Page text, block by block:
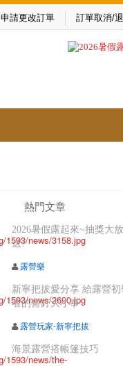
申請更改訂單 訂單取消/
熱門文章
2026暑假露起來~抽獎大放
送!
露營樂
新寧把拔愛分享 給露營初
者的營釘大小事
露營玩家-新寧把拔
海景露營搭帳篷技巧